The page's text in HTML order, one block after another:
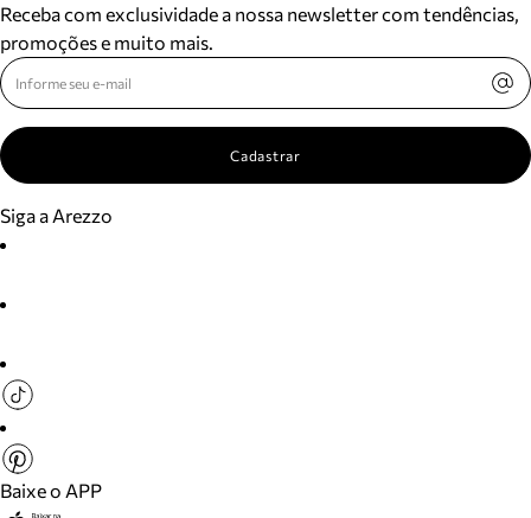
Receba com exclusividade a nossa newsletter com tendências,
promoções e muito mais.
Cadastrar
Siga a Arezzo
Baixe o APP